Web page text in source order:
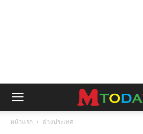
หน้าแรก ต่างประเทศ